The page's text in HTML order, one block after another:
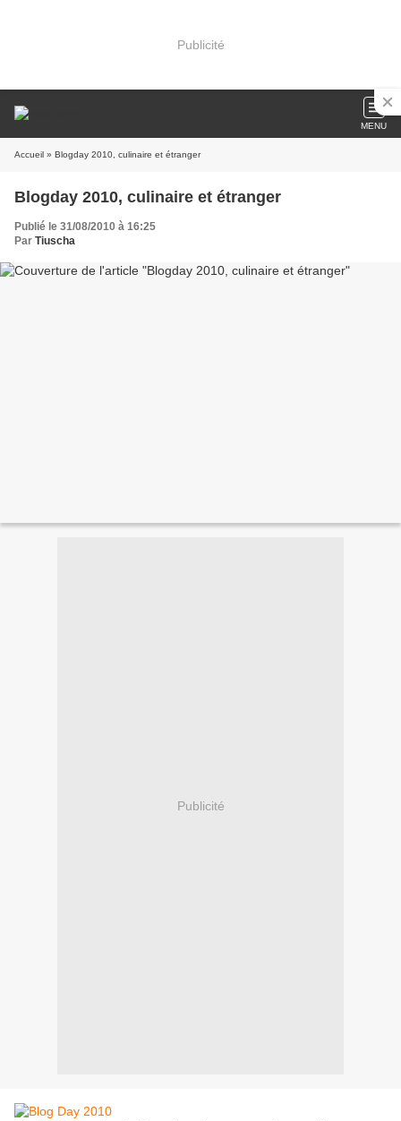
Publicité
MENU
Accueil » Blogday 2010, culinaire et étranger
Blogday 2010, culinaire et étranger
Publié le 31/08/2010 à 16:25
Par Tiuscha
Publicité